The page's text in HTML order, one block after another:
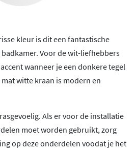
kleur is dit een fantastische
Voor de wit-liefhebbers
wanneer je een donkere tegel
witte kraan is modern en
Als er voor de installatie
moet worden gebruikt, zorg
op deze onderdelen voodat je het